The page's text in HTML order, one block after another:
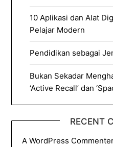
10 Aplikasi dan Alat
Pelajar Modern
Pendidikan sebagai
Bukan Sekadar
‘Active Recall’ dan
RECENT
A WordPress